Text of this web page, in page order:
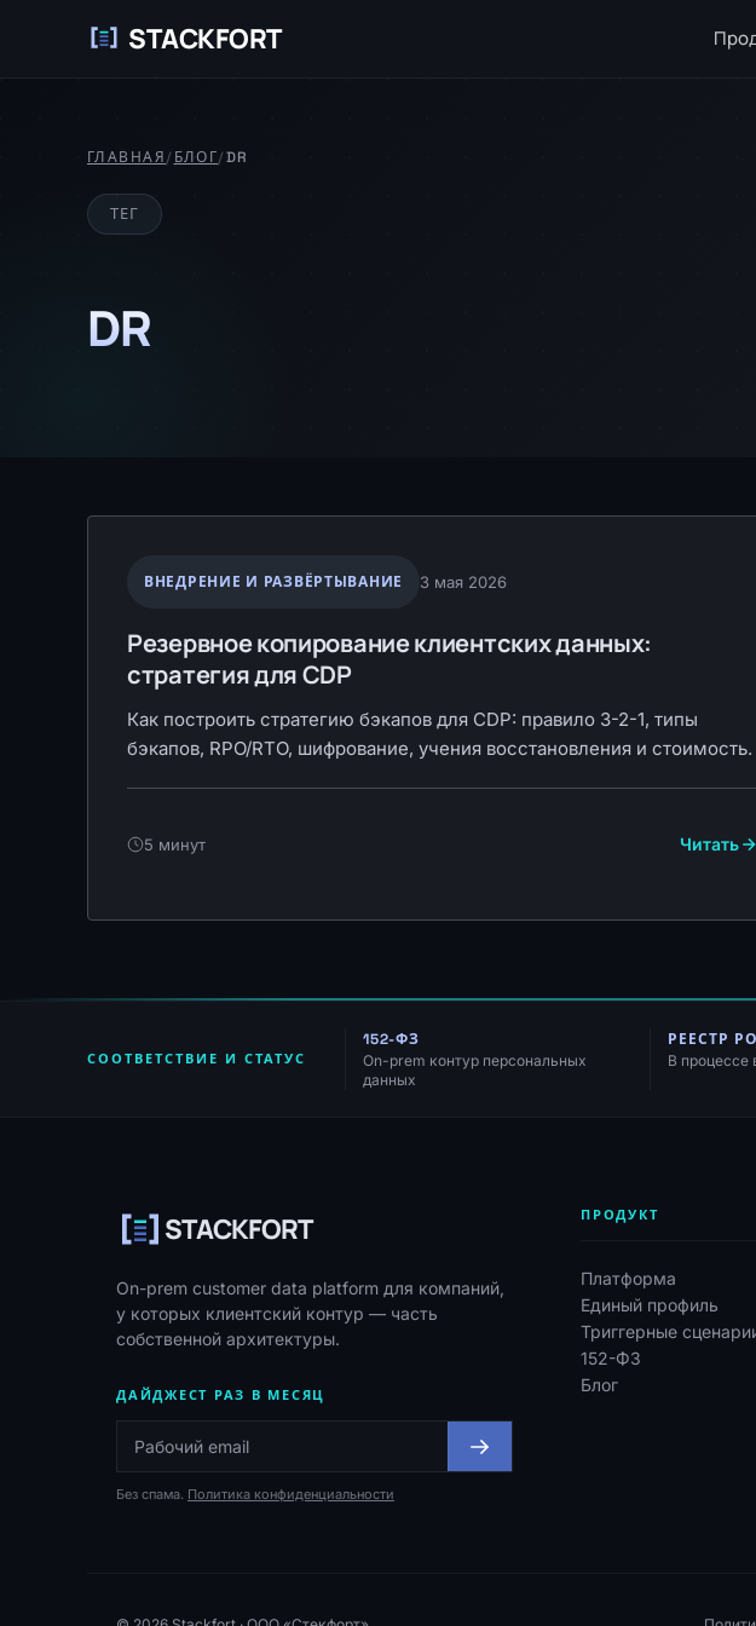
STACKFORT
ГЛАВНАЯ/ БЛОГ/DR
ТЕГ
DR
ВНЕДРЕНИЕ И РАЗВЁРТЫВАНИЕ 3 мая 2026
Резервное копирование клиентских данных:
стратегия для CDP
Как построить стратегию бэкапов для CDP: правило 3-2-1, типы
бэкапов, RPO/RTO, шифрование, учения восстановления и стоимость.
5 минут Читать
СООТВЕТСТВИЕ И СТАТУС
152-ФЗ
On-prem контур персональных
данных
РЕЕСТР
В процессе
STACKFORT
On-prem customer data platform для компаний,
у которых клиентский контур — часть
собственной архитектуры.
ДАЙДЖЕСТ РАЗ В МЕСЯЦ
Без спама. Политика конфиденциальности
ПРОДУКТ
Платформа
Единый профиль
Триггерные
152-ФЗ
Блог